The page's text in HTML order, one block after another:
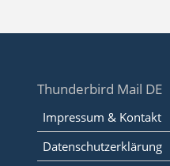
Thunderbird Mail DE
Impressum & Kontakt
Datenschutzerklärung